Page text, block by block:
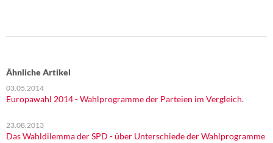
Ähnliche Artikel
03.05.2014
Europawahl 2014 - Wahlprogramme der Parteien im Vergleich.
23.08.2013
Das Wahldilemma der SPD - über Unterschiede der Wahlprogramme